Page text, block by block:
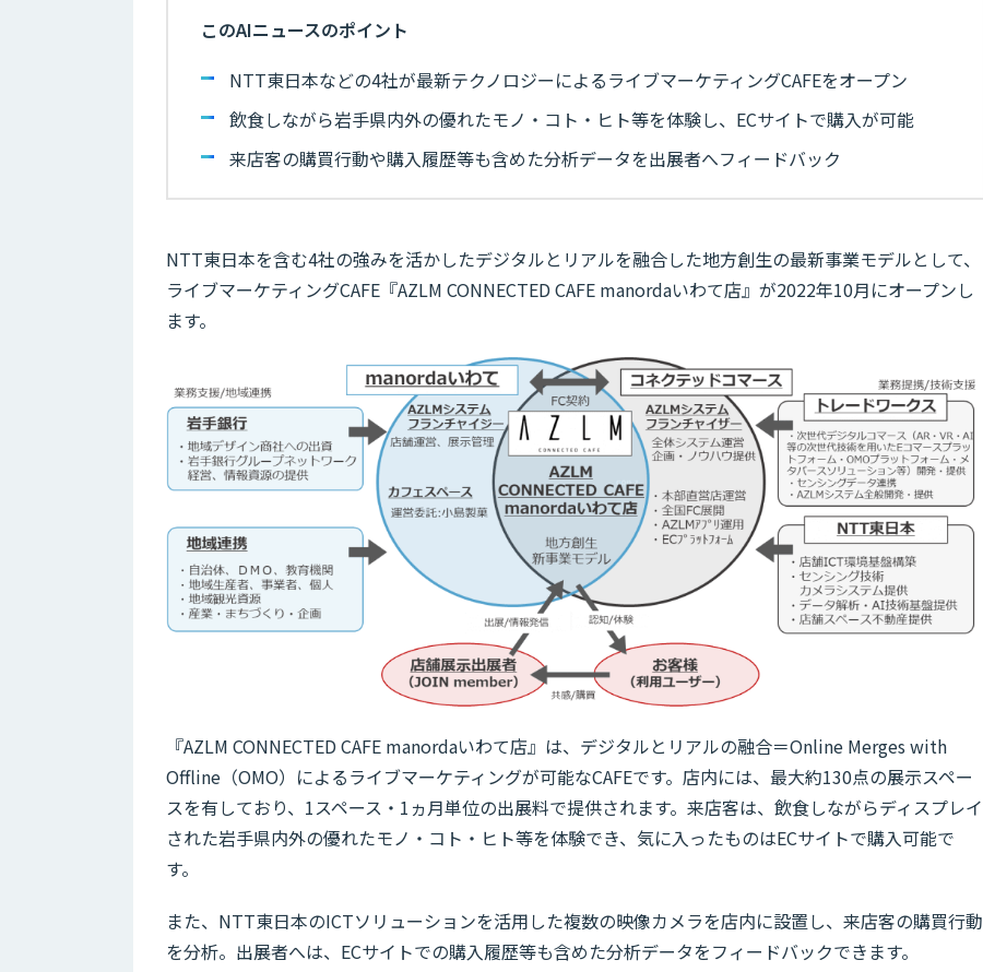
このAIニュースのポイント
NTT東日本などの4社が最新テクノロジーによるライブマーケティングCAFEをオープン
飲食しながら岩手県内外の優れたモノ・コト・ヒト等を体験し、ECサイトで購入が可能
来店客の購買行動や購入履歴等も含めた分析データを出展者へフィードバック
NTT東日本を含む4社の強みを活かしたデジタルとリアルを融合した地方創生の最新事業モデルとして、
ライブマーケティングCAFE『AZLM CONNECTED CAFE manordaいわて店』が2022年10月にオープンし
ます。
『AZLM CONNECTED CAFE manordaいわて店』は、デジタルとリアルの融合＝Online Merges with
Offline（OMO）によるライブマーケティングが可能なCAFEです。店内には、最大約130点の展示スペー
スを有しており、1スペース・1ヵ月単位の出展料で提供されます。来店客は、飲食しながらディスプレイ
された岩手県内外の優れたモノ・コト・ヒト等を体験でき、気に入ったものはECサイトで購入可能で
す。
また、NTT東日本のICTソリューションを活用した複数の映像カメラを店内に設置し、来店客の購買行動
を分析。出展者へは、ECサイトでの購入履歴等も含めた分析データをフィードバックできます。